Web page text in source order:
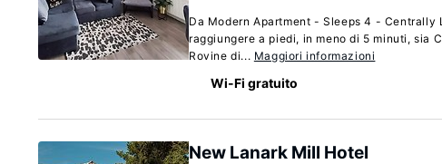
Da Modern Apartment - Sleeps 4 - Centrally
raggiungere a piedi, in meno di 5 minuti, sia
Rovine di... Maggiori informazioni
Wi-Fi gratuito
New Lanark Mill Hotel